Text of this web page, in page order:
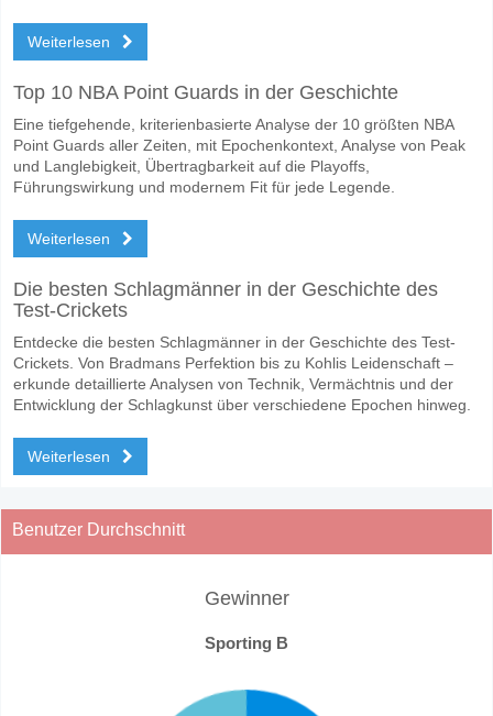
Weiterlesen
Top 10 NBA Point Guards in der Geschichte
Eine tiefgehende, kriterienbasierte Analyse der 10 größten NBA
Point Guards aller Zeiten, mit Epochenkontext, Analyse von Peak
und Langlebigkeit, Übertragbarkeit auf die Playoffs,
Führungswirkung und modernem Fit für jede Legende.
Weiterlesen
Die besten Schlagmänner in der Geschichte des
Test-Crickets
Entdecke die besten Schlagmänner in der Geschichte des Test-
Crickets. Von Bradmans Perfektion bis zu Kohlis Leidenschaft –
erkunde detaillierte Analysen von Technik, Vermächtnis und der
Entwicklung der Schlagkunst über verschiedene Epochen hinweg.
Weiterlesen
Benutzer Durchschnitt
Gewinner
Sporting B